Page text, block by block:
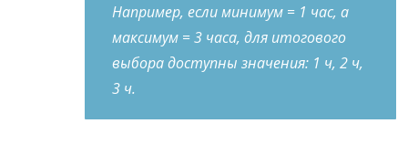
Например, если минимум = 1 час, а
максимум = 3 часа, для итогового
выбора доступны значения: 1 ч, 2 ч,
3 ч.